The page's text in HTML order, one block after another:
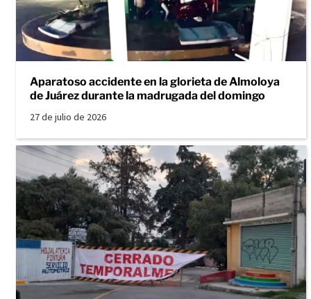
Aparatoso accidente en la glorieta de Almoloya
de Juárez durante la madrugada del domingo
27 de julio de 2026